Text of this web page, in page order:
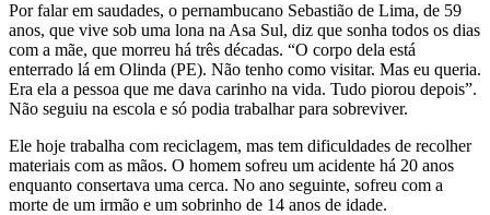
Por falar em saudades, o pernambucano Sebastião de Lima, de 59
anos, que vive sob uma lona na Asa Sul, diz que sonha todos os dias
com a mãe, que morreu há três décadas. “O corpo dela está
enterrado lá em Olinda (PE). Não tenho como visitar. Mas eu queria.
Era ela a pessoa que me dava carinho na vida. Tudo piorou depois”.
Não seguiu na escola e só podia trabalhar para sobreviver.
Ele hoje trabalha com reciclagem, mas tem dificuldades de recolher
materiais com as mãos. O homem sofreu um acidente há 20 anos
enquanto consertava uma cerca. No ano seguinte, sofreu com a
morte de um irmão e um sobrinho de 14 anos de idade.